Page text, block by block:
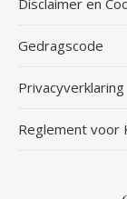
Gedragscode
Privacyverklaring
Reglement voor